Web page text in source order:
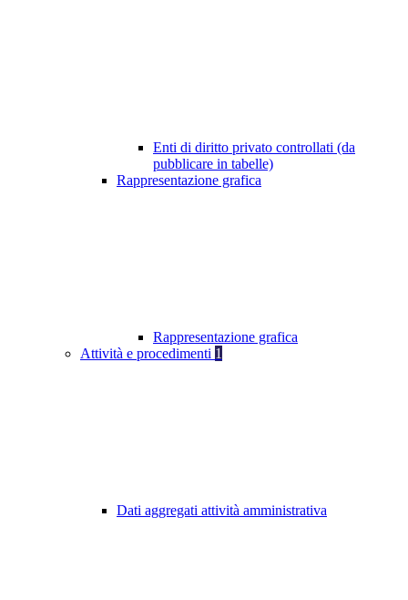
Enti di diritto privato controllati (da
pubblicare in tabelle)
Rappresentazione grafica
Rappresentazione grafica
Attività e procedimenti 1
Dati aggregati attività amministrativa